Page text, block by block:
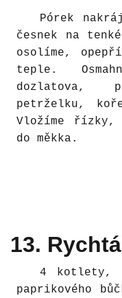
Pórek
česnek na
osolíme,
teple.
dozlatova,
petrželku,
Vložíme řízky,
do měkka.
13.
4 kotlety,
paprikového